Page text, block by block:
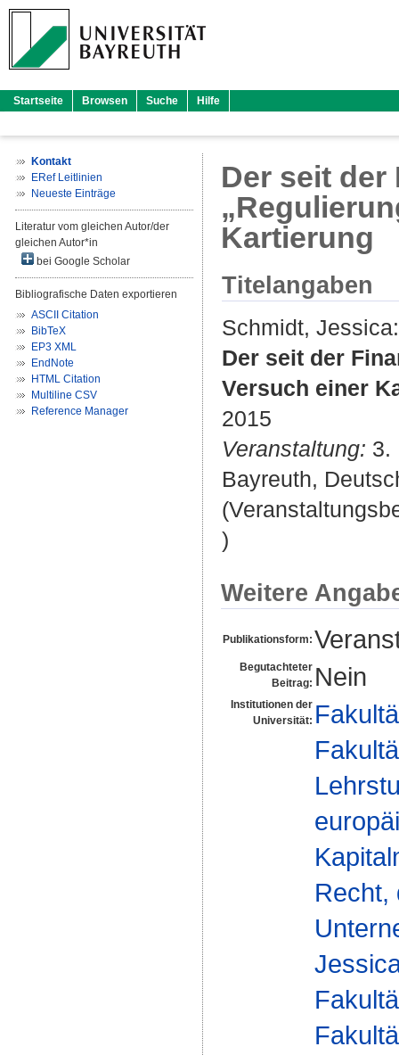
Startseite Browsen Suche Hilfe
Kontakt
ERef Leitlinien
Neueste Einträge
Literatur vom gleichen Autor/der
gleichen Autor*in
bei Google Scholar
Bibliografische Daten exportieren
ASCII Citation
BibTeX
EP3 XML
EndNote
HTML Citation
Multiline CSV
Reference Manager
Der seit der
Kartierung
Titelangaben
Schmidt, Jessica:
Der seit der
Versuch einer
2015
Veranstaltung: 3.
Bayreuth,
)
Weitere
Publikationsform:
Begutachteter
Beitrag: Nein
Institutionen der
Universität:
Recht,